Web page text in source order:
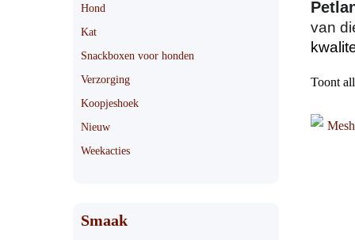
van
Toont
Hond
Kat
Snackboxen voor honden
Verzorging
Koopjeshoek
Nieuw
Weekacties
Smaak